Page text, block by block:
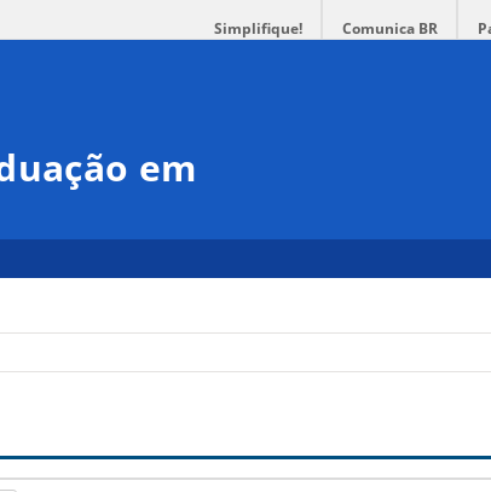
Simplifique! Comunica BR
em